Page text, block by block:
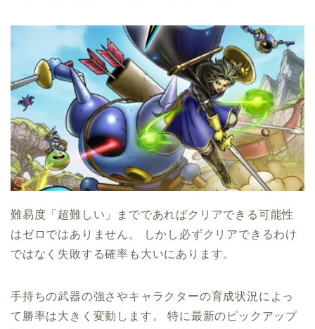
難易度「超難しい」までであればクリアできる可能性
はゼロではありません。 しかし必ずクリアできるわけ
ではなく失敗する確率も大いにあります。
手持ちの武器の強さやキャラクターの育成状況によっ
て勝率は大きく変動します。 特に最新のピックアップ